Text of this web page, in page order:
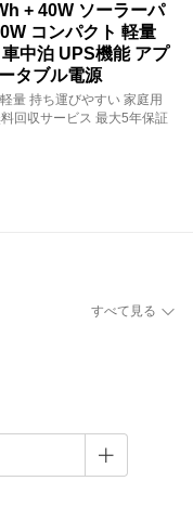
+ 40W ソーラーパ
コンパクト 軽量
中泊 UPS機能 アプ
タブル電源
量 持ち運びやすい 家庭用
回収サービス 最大5年保証
すべて見る